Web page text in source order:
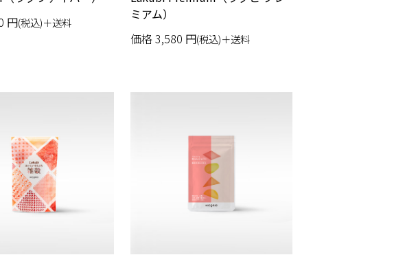
円(税込)＋送料
ミアム）
価格3,580 円(税込)＋送料